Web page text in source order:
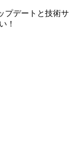
プデートと技術サ
！